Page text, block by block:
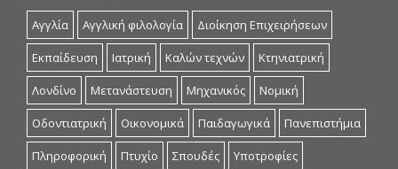
Αγγλία Αγγλική φιλολογία Διοίκηση Επιχειρήσεων
Εκπαίδευση Ιατρική Καλών τεχνών Κτηνιατρική
Λονδίνο Μετανάστευση Μηχανικός Νομική
Οδοντιατρική Οικονομικά Παιδαγωγικά Πανεπιστήμια
Πληροφορική Πτυχίο Σπουδές Υποτροφίες